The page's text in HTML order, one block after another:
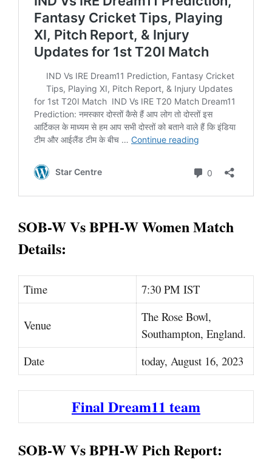
SOB-W Vs BPH-W Women Match
Details:
Time 7:30 PM IST
Venue
The Rose Bowl,
Southampton, England.
Date
today, August 16, 2023
Final Dream11 team
SOB-W Vs BPH-W Pich Report: